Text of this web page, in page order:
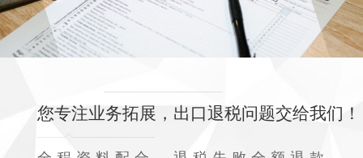
您专注业务拓展，出口退税问题交给我们！